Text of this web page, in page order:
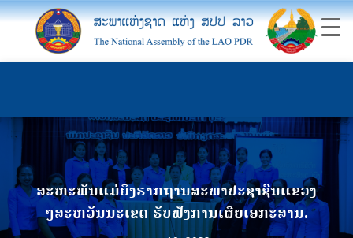
ສະຫະພັນແມ່ຍິງຮາກຖານສະພາປະຊາຊົນແຂວງ
ໆສະຫວັນນະເຂດ ຮັບຟັງການເຜີຍເອກະສານ.